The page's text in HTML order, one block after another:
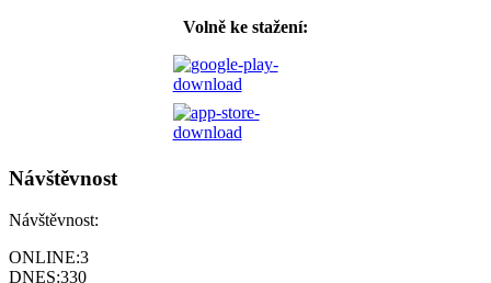
Volně ke stažení:
Návštěvnost
Návštěvnost:
ONLINE:3
DNES:330